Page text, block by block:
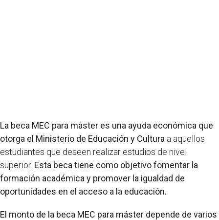
La beca MEC para máster es una ayuda económica que
otorga el Ministerio de Educación y Cultura a aquellos
estudiantes que deseen realizar estudios de nivel
superior. Esta beca tiene como objetivo fomentar la
formación académica y promover la igualdad de
oportunidades en el acceso a la educación.
El monto de la beca MEC para máster depende de varios